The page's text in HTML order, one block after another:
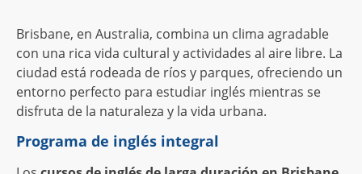
Brisbane, en Australia, combina un clima agradable
con una rica vida cultural y actividades al aire libre. La
ciudad está rodeada de ríos y parques, ofreciendo un
entorno perfecto para estudiar inglés mientras se
disfruta de la naturaleza y la vida urbana.
Programa de inglés integral